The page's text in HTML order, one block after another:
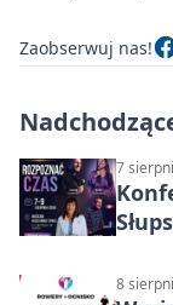
Zaobserwuj nas!
7
8